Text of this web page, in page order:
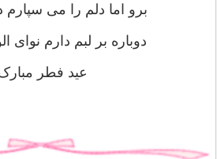
برو اما دلم را می
دوباره بر لبم دارم نوای
عید فطر